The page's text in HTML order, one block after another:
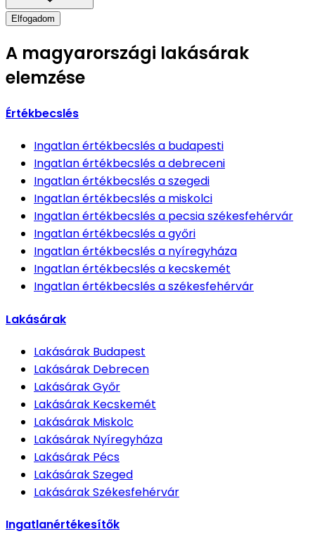
Elfogadom
A magyarországi lakásárak
elemzése
Értékbecslés
Ingatlan értékbecslésa budapesti
Ingatlan értékbecslésa debreceni
Ingatlan értékbecslésa szegedi
Ingatlan értékbecslésa miskolci
Ingatlan értékbecslésa pecsia székesfehérvár
Ingatlan értékbecslésa győri
Ingatlan értékbecslésa nyíregyháza
Ingatlan értékbecslésa kecskemét
Ingatlan értékbecslésa székesfehérvár
Lakásárak
Lakásárak Budapest
Lakásárak Debrecen
LakásárakGyőr
Lakásárak Kecskemét
Lakásárak Miskolc
Lakásárak Nyíregyháza
Lakásárak Pécs
LakásárakSzeged
LakásárakSzékesfehérvár
Ingatlanértékesítők